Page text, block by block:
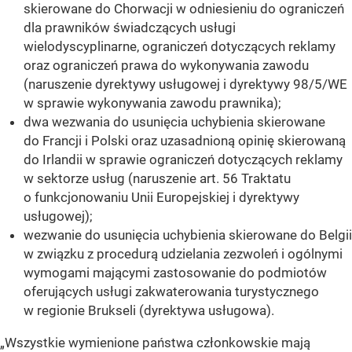
skierowane do Chorwacji w odniesieniu do ograniczeń
dla prawników świadczących usługi
wielodyscyplinarne, ograniczeń dotyczących reklamy
oraz ograniczeń prawa do wykonywania zawodu
(naruszenie dyrektywy usługowej i dyrektywy 98/5/WE
w sprawie wykonywania zawodu prawnika);
dwa wezwania do usunięcia uchybienia skierowane
do Francji i Polski oraz uzasadnioną opinię skierowaną
do Irlandii w sprawie ograniczeń dotyczących reklamy
w sektorze usług (naruszenie art. 56 Traktatu
o funkcjonowaniu Unii Europejskiej i dyrektywy
usługowej);
wezwanie do usunięcia uchybienia skierowane do Belgii
w związku z procedurą udzielania zezwoleń i ogólnymi
wymogami mającymi zastosowanie do podmiotów
oferujących usługi zakwaterowania turystycznego
w regionie Brukseli (dyrektywa usługowa).
„Wszystkie wymienione państwa członkowskie mają